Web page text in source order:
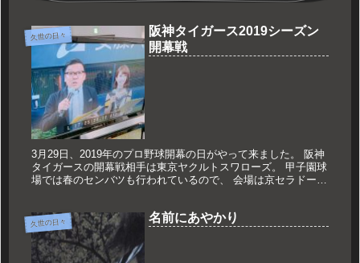
久世の日々
阪神タイガース2019シーズン
開幕戦
3月29日、2019年のプロ野球開幕の日がやって来ました。 阪神
タイガースの開幕戦相手は東京ヤクルトスワローズ。 甲子園球
場では春のセンバツも行われているので、 会場は京セラドーム
久世の日々 名前にあやかり